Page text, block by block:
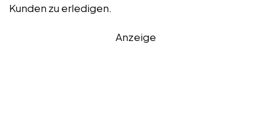
Kunden zu erledigen.
Anzeige